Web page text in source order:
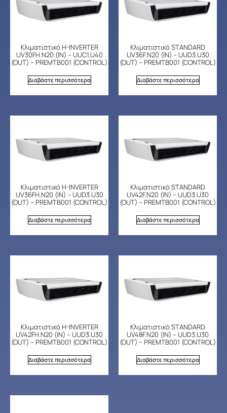
Κλιματιστικό H-INVERTER
UV30FH.N20 (IN) – UUC1.U40
(OUT) – PREMTB001 (CONTROL)
Διαβάστε περισσότερα
Κλιματιστικό STANDARD
UV36F.N20 (IN) – UUD3.U30
(OUT) – PREMTB001 (CONTROL)
Διαβάστε περισσότερα
Κλιματιστικό H-INVERTER
UV36FH.N20 (IN) – UUD3.U30
(OUT) – PREMTB001 (CONTROL)
Διαβάστε περισσότερα
Κλιματιστικό STANDARD
UV42F.N20 (IN) – UUD3.U30
(OUT) – PREMTB001 (CONTROL)
Διαβάστε περισσότερα
Κλιματιστικό H-INVERTER
UV42FH.N20 (IN) – UUD3.U30
(OUT) – PREMTB001 (CONTROL)
Διαβάστε περισσότερα
Κλιματιστικό STANDARD
UV48F.N20 (IN) – UUD3.U30
(OUT) – PREMTB001 (CONTROL)
Διαβάστε περισσότερα